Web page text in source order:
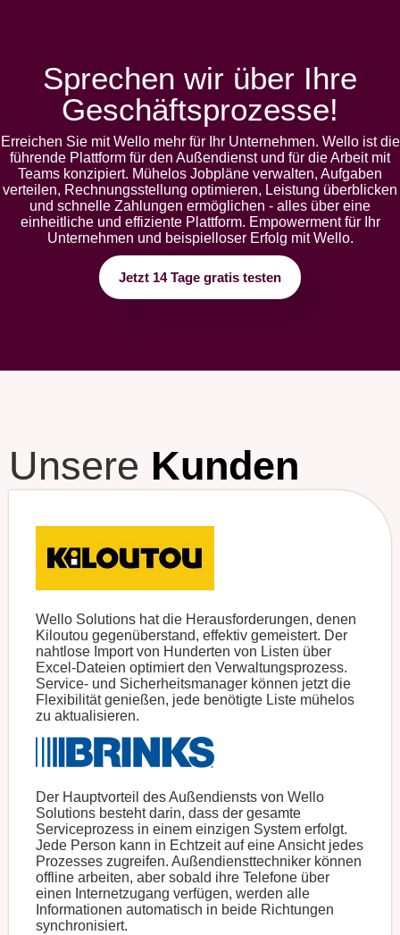
Sprechen wir über Ihre
Geschäftsprozesse!
Erreichen Sie mit Wello mehr für Ihr Unternehmen. Wello ist die
führende Plattform für den Außendienst und für die Arbeit mit
Teams konzipiert. Mühelos Jobpläne verwalten, Aufgaben
verteilen, Rechnungsstellung optimieren, Leistung überblicken
und schnelle Zahlungen ermöglichen - alles über eine
einheitliche und effiziente Plattform. Empowerment für Ihr
Unternehmen und beispielloser Erfolg mit Wello.
Jetzt 14 Tage gratis testen
Unsere Kunden
Wello Solutions hat die Herausforderungen, denen
Kiloutou gegenüberstand, effektiv gemeistert. Der
nahtlose Import von Hunderten von Listen über
Excel-Dateien optimiert den Verwaltungsprozess.
Service- und Sicherheitsmanager können jetzt die
Flexibilität genießen, jede benötigte Liste mühelos
zu aktualisieren.
Der Hauptvorteil des Außendiensts von Wello
Solutions besteht darin, dass der gesamte
Serviceprozess in einem einzigen System erfolgt.
Jede Person kann in Echtzeit auf eine Ansicht jedes
Prozesses zugreifen. Außendiensttechniker können
offline arbeiten, aber sobald ihre Telefone über
einen Internetzugang verfügen, werden alle
Informationen automatisch in beide Richtungen
synchronisiert.